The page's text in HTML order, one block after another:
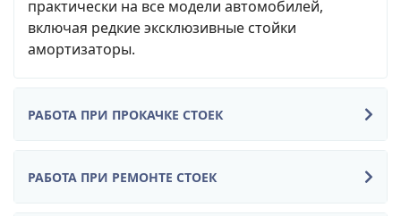
практически на все модели автомобилей,
включая редкие эксклюзивные стойки
амортизаторы.
РАБОТА ПРИ ПРОКАЧКЕ СТОЕК
РАБОТА ПРИ РЕМОНТЕ СТОЕК